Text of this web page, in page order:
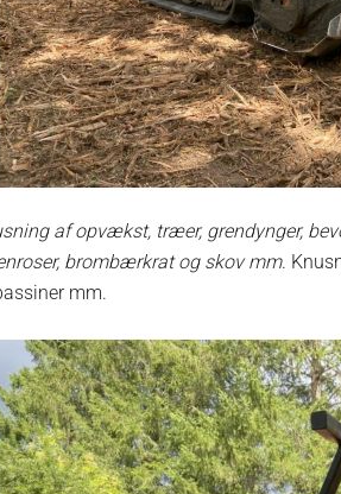
af opvækst, træer, grendynger,
brombærkrat og skov mm.
mm.